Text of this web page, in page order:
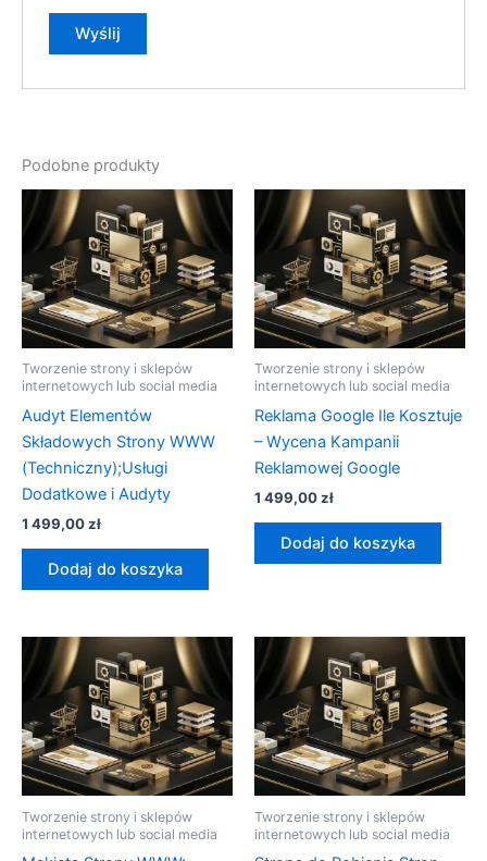
Podobne produkty
Tworzenie strony i sklepów
internetowych lub social media
Audyt Elementów
Składowych Strony WWW
(Techniczny);Usługi
Dodatkowe i Audyty
1 499,00zł
Dodaj do koszyka
Tworzenie strony i sklepów
internetowych lub social media
Reklama Google Ile Kosztuje
– Wycena Kampanii
Reklamowej Google
1 499,00zł
Dodaj do koszyka
Tworzenie strony i sklepów
internetowych lub social media
Tworzenie strony i sklepów
internetowych lub social media